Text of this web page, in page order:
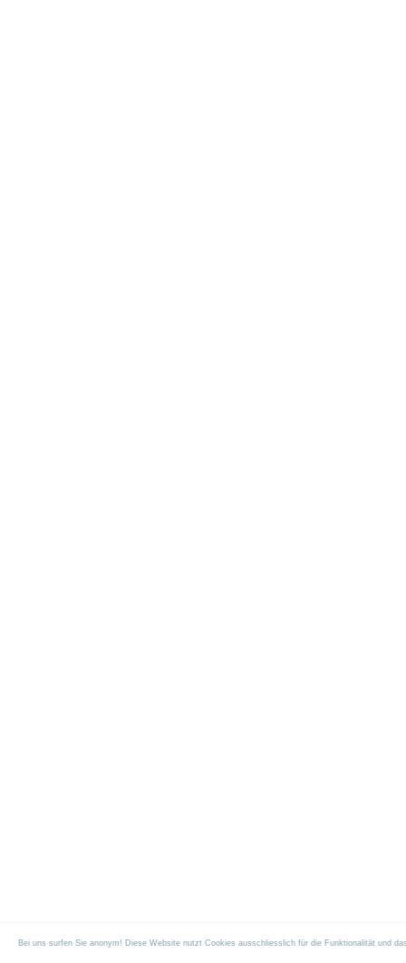
Bei uns surfen Sie anonym! Diese Website nutzt Cookies ausschliesslich für die Funktionalität und